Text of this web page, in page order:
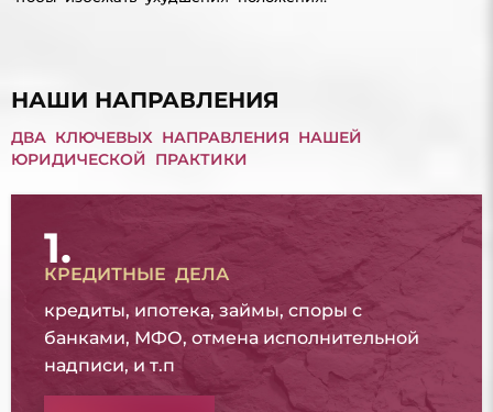
НАШИ НАПРАВЛЕНИЯ
ДВА КЛЮЧЕВЫХ НАПРАВЛЕНИЯ НАШЕЙ
ЮРИДИЧЕСКОЙ ПРАКТИКИ
1.
КРЕДИТНЫЕ ДЕЛА
кредиты, ипотека, займы, споры с
банками, МФО, отмена исполнительной
надписи, и т.п